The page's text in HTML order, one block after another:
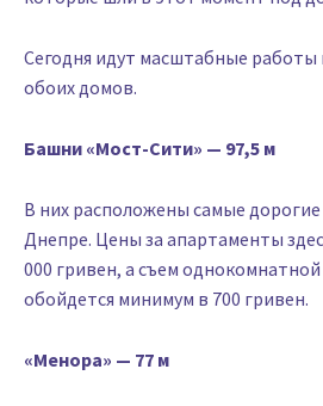
Сегодня идут масштабные работы
обоих домов.
Башни «Мост-Сити» — 97,5 м
В них расположены самые
Днепре. Цены за апартаменты
000 гривен, а съем
обойдется минимум в 700 гривен.
«Менора» — 77 м